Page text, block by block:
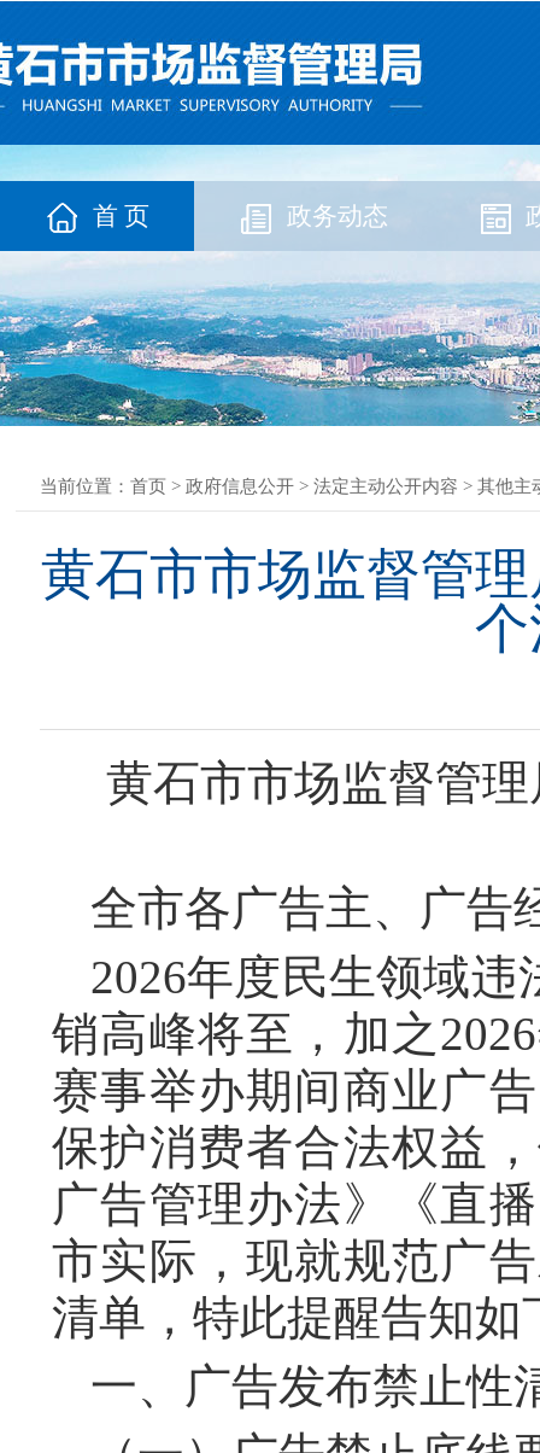
首 页 政务动态
当前位置： 首页 > 政府信息公开 > 法定主动公开内容 > 其他主
黄石市市场监督管
黄石市市场监督管
全市各广告主、广告
2026年度民生领域
销高峰将至，加之
赛事举办期间商业广
保护消费者合法权益
广告管理办法》《直
市实际，现就规范广
清单，特此提醒告知如
一、广告发布禁止性